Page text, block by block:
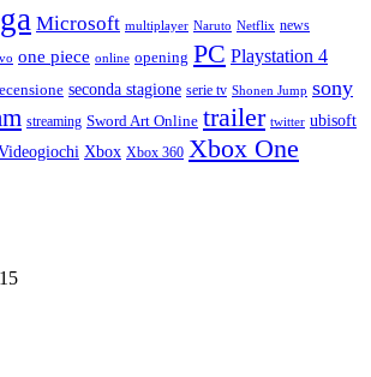
Microsoft multiplayer Naruto Netflix news
one piece online opening PC Playstation 4
seconda stagione serie tv Shonen Jump sony
streaming Sword Art Online trailer twitter ubisoft
Xbox Xbox 360 Xbox One